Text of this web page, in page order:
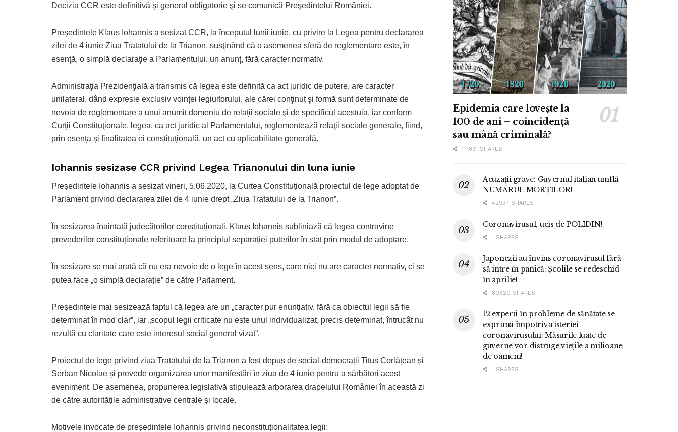
Decizia CCR este definitivă şi general obligatorie şi se comunică Preşedintelui României.
Preşedintele Klaus Iohannis a sesizat CCR, la începutul lunii iunie, cu privire la Legea pentru declararea
zilei de 4 iunie Ziua Tratatului de la Trianon, susţinând că o asemenea sferă de reglementare este, în
esenţă, o simplă declaraţie a Parlamentului, un anunţ, fără caracter normativ.
Administraţia Prezidenţială a transmis că legea este definită ca act juridic de putere, are caracter
unilateral, dând expresie exclusiv voinţei legiuitorului, ale cărei conţinut şi formă sunt determinate de
nevoia de reglementare a unui anumit domeniu de relaţii sociale şi de specificul acestuia, iar conform
Curţii Constituţionale, legea, ca act juridic al Parlamentului, reglementează relaţii sociale generale, fiind,
prin esenţa şi finalitatea ei constituţională, un act cu aplicabilitate generală.
Iohannis sesizase CCR privind Legea Trianonului din luna iunie
Președintele Iohannis a sesizat vineri, 5.06.2020, la Curtea Constituțională proiectul de lege adoptat de
Parlament privind declararea zilei de 4 iunie drept „Ziua Tratatului de la Trianon”.
În sesizarea înaintată judecătorilor constituționali, Klaus Iohannis subliniază că legea contravine
prevederilor constituționale referitoare la principiul separației puterilor în stat prin modul de adoptare.
În sesizare se mai arată că nu era nevoie de o lege în acest sens, care nici nu are caracter normativ, ci se
putea face „o simplă declarație” de către Parlament.
Președintele mai sesizează faptul că legea are un „caracter pur enunțiativ, fără ca obiectul legii să fie
determinat în mod clar”, iar „scopul legii criticate nu este unul individualizat, precis determinat, întrucât nu
rezultă cu claritate care este interesul social general vizat”.
Proiectul de lege privind ziua Tratatului de la Trianon a fost depus de social-democrații Titus Corlățean și
Șerban Nicolae și prevede organizarea unor manifestări în ziua de 4 iunie pentru a sărbători acest
eveniment. De asemenea, propunerea legislativă stipulează arborarea drapelului României în această zi
de către autoritățile administrative centrale și locale.
Motivele invocate de președintele Iohannis privind neconstituționalitatea legii:
Epidemia care lovește la
100 de ani – coincidență
sau mână criminală?
117891 SHARES
Acuzații grave: Guvernul italian umflă
NUMĂRUL MORȚILOR!
42937 SHARES
Coronavirusul, ucis de POLIDIN!
1 SHARES
Japonezii au învins coronavirusul fără
să intre în panică: Școlile se redeschid
în aprilie!
80620 SHARES
12 experți în probleme de sănătate se
exprimă împotriva isteriei
coronavirusului: Măsurile luate de
guverne vor distruge viețile a milioane
de oameni!
1 SHARES